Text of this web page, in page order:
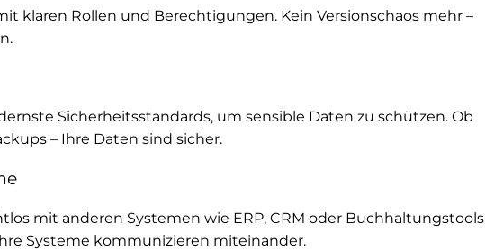
klaren Rollen und Berechtigungen. Kein Versionschaos mehr –
Sicherheitsstandards, um sensible Daten zu schützen. Ob
– Ihre Daten sind sicher.
mit anderen Systemen wie ERP, CRM oder Buchhaltungstools
Systeme kommunizieren miteinander.